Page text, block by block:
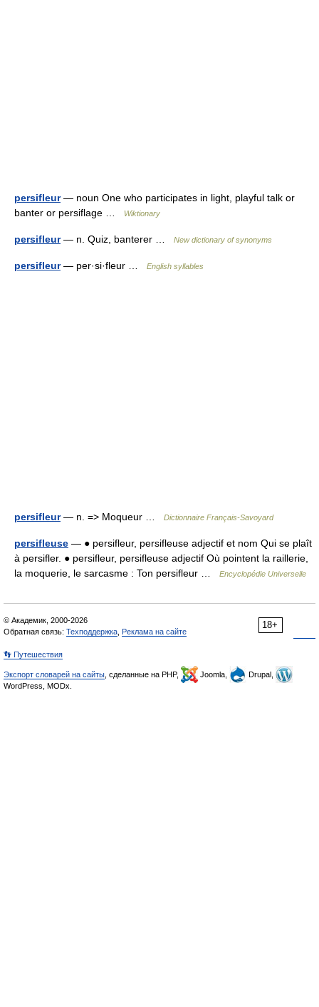
persifleur— noun One who participates in light, playful talk or
banter or persiflage …
Wiktionary
persifleur— n. Quiz, banterer … New dictionary of synonyms
persifleur— per·si·fleur … English syllables
persifleur— n. => Moqueur … Dictionnaire Français-Savoyard
persifleuse — ● persifleur, persifleuse adjectif et nom Qui se plaît
à persifler. ● persifleur, persifleuse adjectif Où pointent la raillerie,
la moquerie, le sarcasme : Ton persifleur …
Encyclopédie Universelle
18+
© Академик, 2000-2026
Обратная связь: Техподдержка Реклама на сайте
👣 Путешествия
Экспорт словарей на сайты , сделанные на PHP, Joomla,
Drupal,
WordPress, MODx.